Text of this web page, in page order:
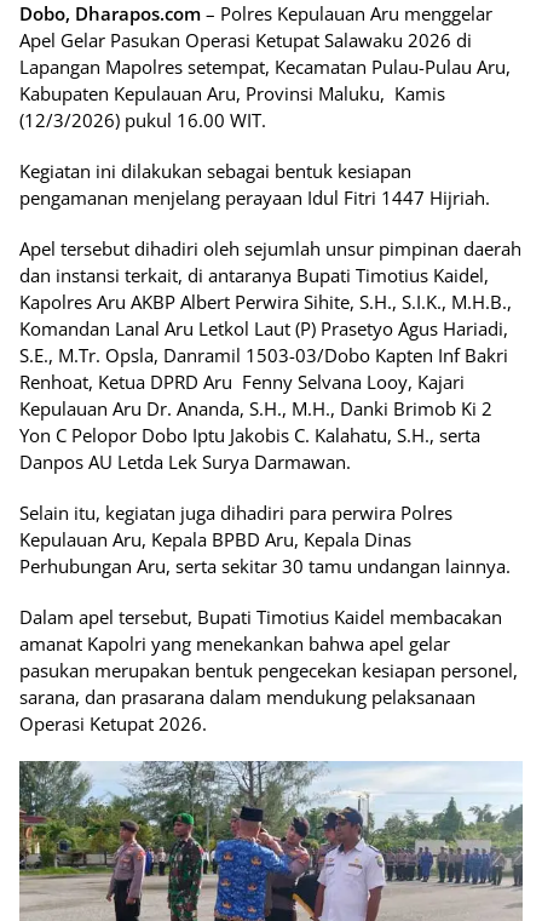
Dobo, Dharapos.com – Polres Kepulauan Aru menggelar
Apel Gelar Pasukan Operasi Ketupat Salawaku 2026 di
Lapangan Mapolres setempat, Kecamatan Pulau-Pulau Aru,
Kabupaten Kepulauan Aru, Provinsi Maluku, Kamis
(12/3/2026) pukul 16.00 WIT.
Kegiatan ini dilakukan sebagai bentuk kesiapan
pengamanan menjelang perayaan Idul Fitri 1447 Hijriah.
Apel tersebut dihadiri oleh sejumlah unsur pimpinan daerah
dan instansi terkait, di antaranya Bupati Timotius Kaidel,
Kapolres Aru AKBP Albert Perwira Sihite, S.H., S.I.K., M.H.B.,
Komandan Lanal Aru Letkol Laut (P) Prasetyo Agus Hariadi,
S.E., M.Tr. Opsla, Danramil 1503-03/Dobo Kapten Inf Bakri
Renhoat, Ketua DPRD Aru Fenny Selvana Looy, Kajari
Kepulauan Aru Dr. Ananda, S.H., M.H., Danki Brimob Ki 2
Yon C Pelopor Dobo Iptu Jakobis C. Kalahatu, S.H., serta
Danpos AU Letda Lek Surya Darmawan.
Selain itu, kegiatan juga dihadiri para perwira Polres
Kepulauan Aru, Kepala BPBD Aru, Kepala Dinas
Perhubungan Aru, serta sekitar 30 tamu undangan lainnya.
Dalam apel tersebut, Bupati Timotius Kaidel membacakan
amanat Kapolri yang menekankan bahwa apel gelar
pasukan merupakan bentuk pengecekan kesiapan personel,
sarana, dan prasarana dalam mendukung pelaksanaan
Operasi Ketupat 2026.